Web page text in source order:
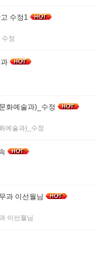
수정1
수정
화예술과)_수정
예술과)_수정
과 이선월님
이선월님